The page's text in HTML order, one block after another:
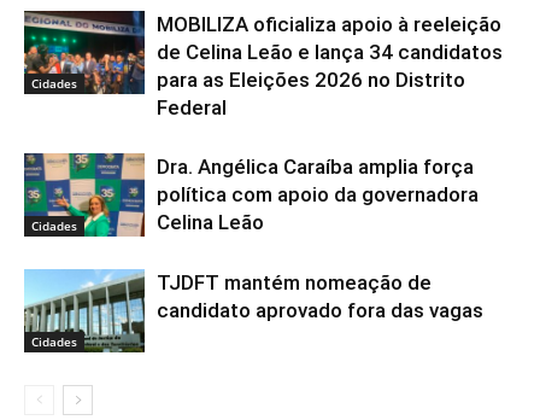
Cidades
MOBILIZA oficializa apoio à reeleição
de Celina Leão e lança 34 candidatos
para as Eleições 2026 no Distrito
Federal
Cidades
Dra. Angélica Caraíba amplia força
política com apoio da governadora
Celina Leão
Cidades
TJDFT mantém nomeação de
candidato aprovado fora das vagas